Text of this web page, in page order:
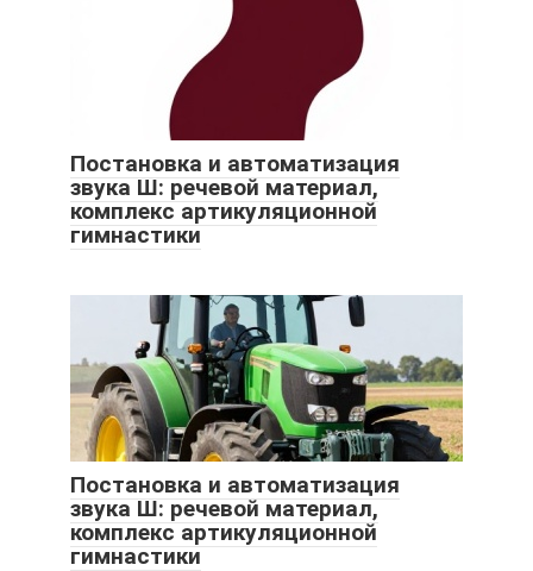
Постановка и автоматизация
звука Ш: речевой материал,
комплекс артикуляционной
гимнастики
Постановка и автоматизация
звука Ш: речевой материал,
комплекс артикуляционной
гимнастики